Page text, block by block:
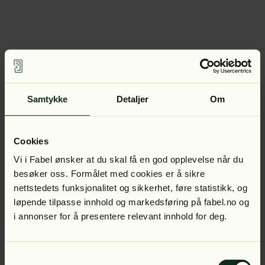
Samtykke Detaljer Om
Cookies
Vi i Fabel ønsker at du skal få en god opplevelse når du
besøker oss. Formålet med cookies er å sikre
nettstedets funksjonalitet og sikkerhet, føre statistikk, og
løpende tilpasse innhold og markedsføring på fabel.no og
i annonser for å presentere relevant innhold for deg.